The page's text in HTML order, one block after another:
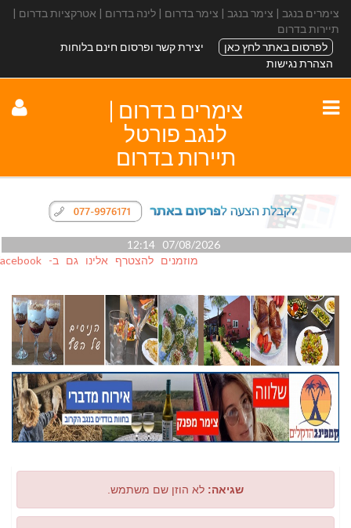
צימרים בנגב | צימר בנגב | צימר בדרום | לינה בדרום | אטרקציות בדרום |
תיירות בדרום
לפרסום באתר לחץ כאן
יצירת קשר ופרסום חינם בלוחות
הצהרת נגישות
צימרים בדרום |
לנגב פורטל
תיירות בדרום
07/08/2026 12:14
מוזמנים להצטרף אלינו גם ב- facebook
שגיאה: לא הוזן שם משתמש.